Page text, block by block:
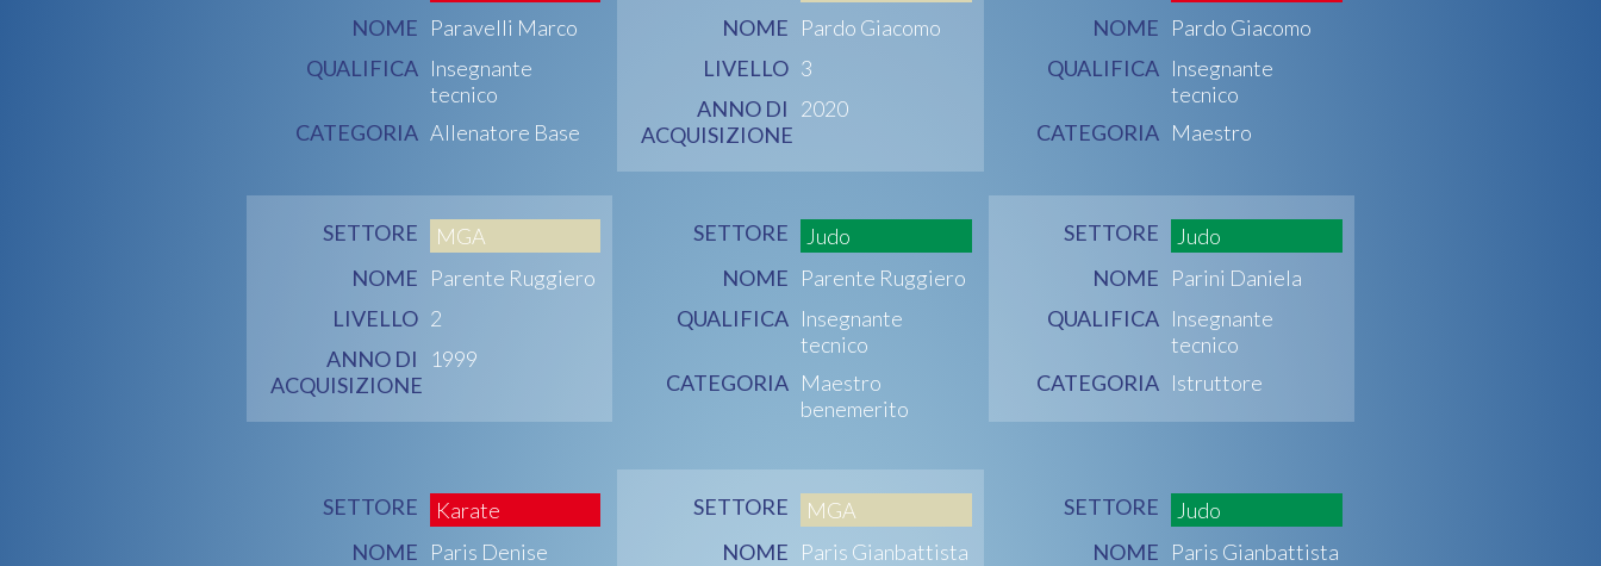
NOME Paravelli Marco
QUALIFICA Insegnante
tecnico
CATEGORIA Allenatore Base
NOME Pardo Giacomo
LIVELLO 3
ANNO DI
ACQUISIZIONE
2020
NOME Pardo Giacomo
QUALIFICA Insegnante
tecnico
CATEGORIA Maestro
SETTORE
MGA
NOME Parente Ruggiero
LIVELLO 2
ANNO DI
ACQUISIZIONE
1999
SETTORE
Judo
NOME Parente Ruggiero
QUALIFICA Insegnante
tecnico
CATEGORIA Maestro
benemerito
SETTORE
Judo
NOME Parini Daniela
QUALIFICA Insegnante
tecnico
CATEGORIA Istruttore
SETTORE
Karate
NOME Paris Denise
SETTORE
MGA
NOME Paris Gianbattista
SETTORE
Judo
NOME Paris Gianbattista